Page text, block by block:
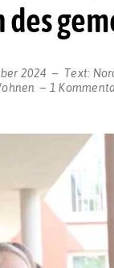
des
2024 Text:
1